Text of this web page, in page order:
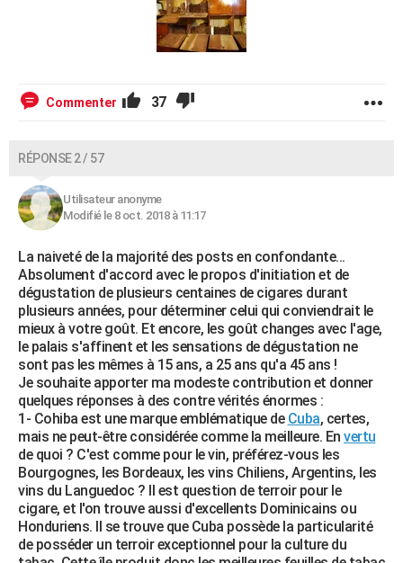
Commenter 37
RÉPONSE 2 / 57
Utilisateur anonyme
Modifié le 8 oct. 2018 à 11:17
La naiveté de la majorité des posts en confondante...
Absolument d'accord avec le propos d'initiation et de
dégustation de plusieurs centaines de cigares durant
plusieurs années, pour déterminer celui qui conviendrait le
mieux à votre goût. Et encore, les goût changes avec l'age,
le palais s'affinent et les sensations de dégustation ne
sont pas les mêmes à 15 ans, a 25 ans qu'a 45 ans !
Je souhaite apporter ma modeste contribution et donner
quelques réponses à des contre vérités énormes :
1- Cohiba est une marque emblématique de Cuba, certes,
mais ne peut-être considérée comme la meilleure. En vertu
de quoi ? C'est comme pour le vin, préférez-vous les
Bourgognes, les Bordeaux, les vins Chiliens, Argentins, les
vins du Languedoc ? Il est question de terroir pour le
cigare, et l'on trouve aussi d'excellents Dominicains ou
Honduriens. Il se trouve que Cuba possède la particularité
de posséder un terroir exceptionnel pour la culture du